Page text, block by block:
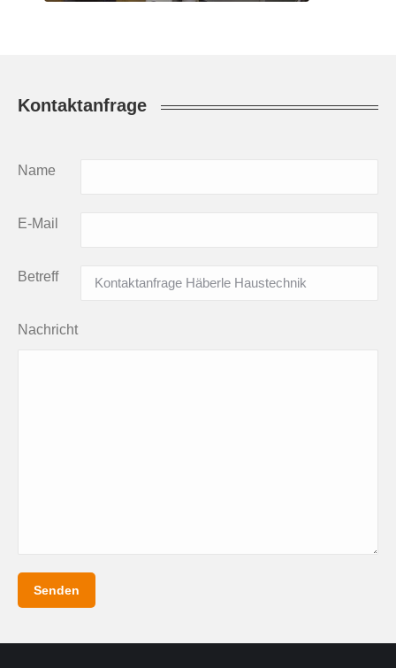
Kontaktanfrage
Name
E-Mail
Betreff
Nachricht